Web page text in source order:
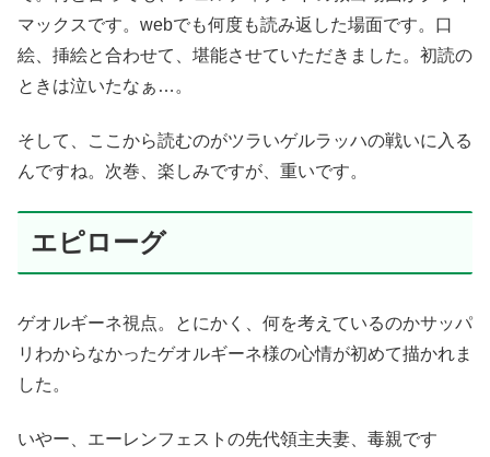
マックスです。webでも何度も読み返した場面です。口
絵、挿絵と合わせて、堪能させていただきました。初読の
ときは泣いたなぁ…。
そして、ここから読むのがツラいゲルラッハの戦いに入る
んですね。次巻、楽しみですが、重いです。
エピローグ
ゲオルギーネ視点。とにかく、何を考えているのかサッパ
リわからなかったゲオルギーネ様の心情が初めて描かれま
した。
いやー、エーレンフェストの先代領主夫妻、毒親です